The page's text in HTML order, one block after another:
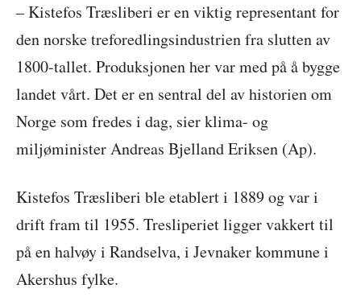
– Kistefos Træsliberi er en viktig representant for
den norske treforedlingsindustrien fra slutten av
1800-tallet. Produksjonen her var med på å bygge
landet vårt. Det er en sentral del av historien om
Norge som fredes i dag, sier klima- og
miljøminister Andreas Bjelland Eriksen (Ap).
Kistefos Træsliberi ble etablert i 1889 og var i
drift fram til 1955. Tresliperiet ligger vakkert til
på en halvøy i Randselva, i Jevnaker kommune i
Akershus fylke.